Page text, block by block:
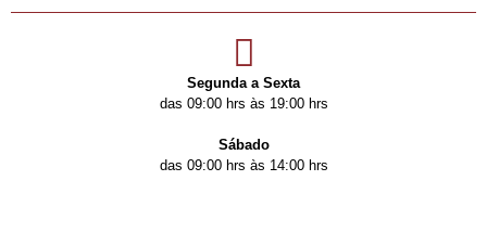
Segunda a Sexta
das 09:00 hrs às 19:00 hrs
Sábado
das 09:00 hrs às 14:00 hrs